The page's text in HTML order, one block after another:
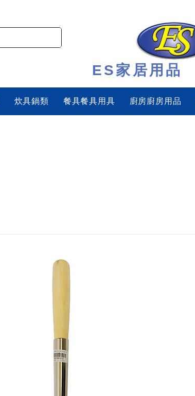
ES家居用品
炊具鍋類 餐具餐具用具 廚房廚房用品